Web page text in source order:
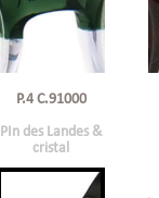
P.4 C.91000
PIn des Landes &
cristal